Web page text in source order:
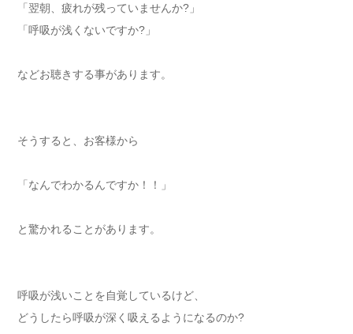
「翌朝、疲れが残っていませんか?」
「呼吸が浅くないですか?」
などお聴きする事があります。
そうすると、お客様から
「なんでわかるんですか！！」
と驚かれることがあります。
呼吸が浅いことを自覚しているけど、
どうしたら呼吸が深く吸えるようになるのか?